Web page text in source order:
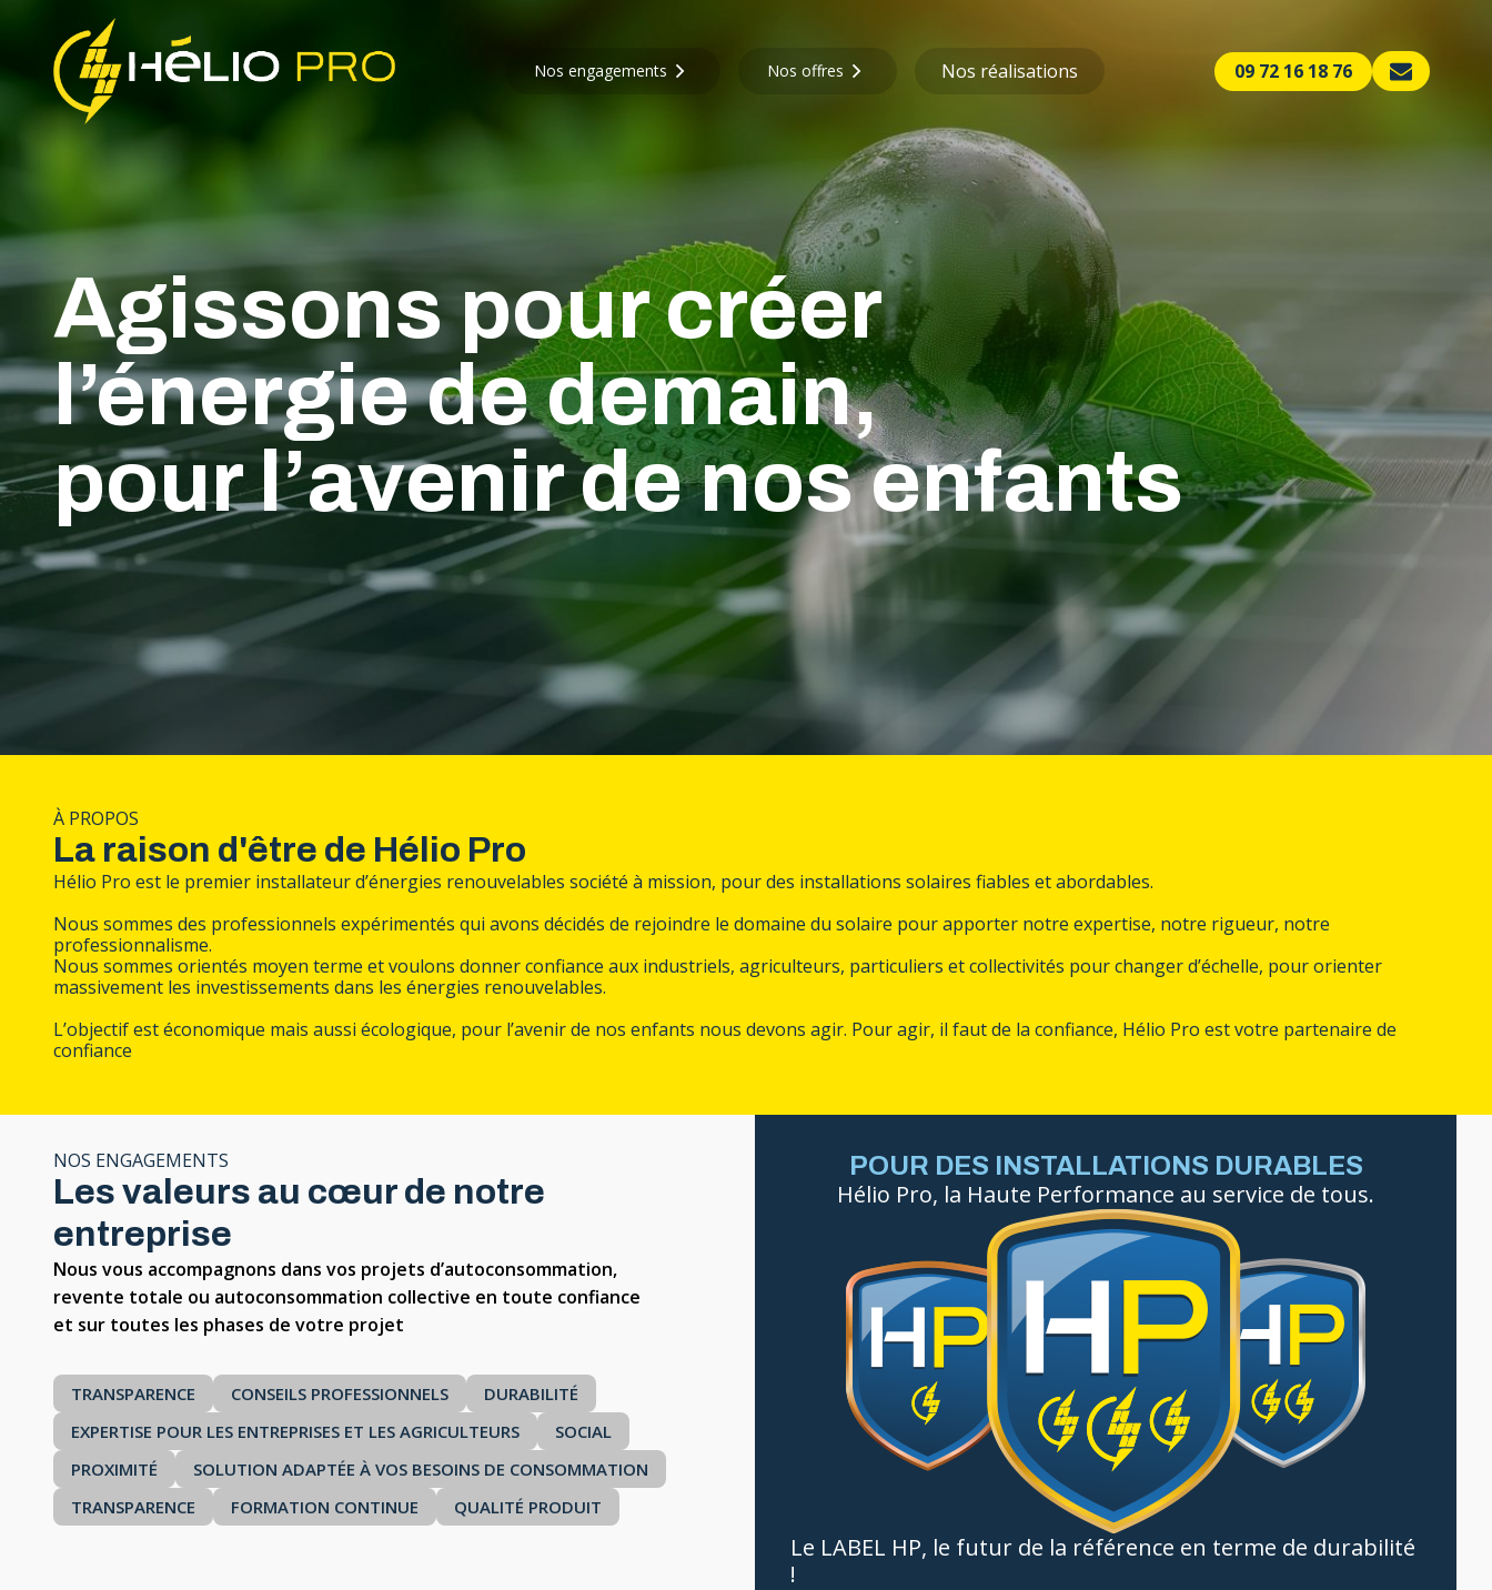
Nos engagements Nos offres Nos réalisations 09 72 16 18 76
Agissons pour créer
l’énergie de demain,
pour l’avenir de nos enfants
À PROPOS
La raison d'être de Hélio Pro
Hélio Pro est le premier installateur d’énergies renouvelables société à mission, pour des installations solaires fiables et abordables.
Nous sommes des professionnels expérimentés qui avons décidés de rejoindre le domaine du solaire pour apporter notre expertise, notre rigueur, notre
professionnalisme.
Nous sommes orientés moyen terme et voulons donner confiance aux industriels, agriculteurs, particuliers et collectivités pour changer d’échelle, pour orienter
massivement les investissements dans les énergies renouvelables.
L’objectif est économique mais aussi écologique, pour l’avenir de nos enfants nous devons agir. Pour agir, il faut de la confiance, Hélio Pro est votre partenaire de
confiance
NOS ENGAGEMENTS
Les valeurs au cœur de notre
entreprise
Nous vous accompagnons dans vos projets d’autoconsommation,
revente totale ou autoconsommation collective en toute confiance
et sur toutes les phases de votre projet
TRANSPARENCE CONSEILS PROFESSIONNELS
DURABILITÉ
EXPERTISE POUR LES ENTREPRISES ET LES AGRICULTEURS
SOCIAL
PROXIMITÉ
SOLUTION ADAPTÉE À VOS BESOINS DE CONSOMMATION
TRANSPARENCE
FORMATION CONTINUE QUALITÉ PRODUIT
POUR DES INSTALLATIONS DURABLES
Hélio Pro, la Haute Performance au service de tous.
Le LABEL HP, le futur de la référence en terme de durabilité
!